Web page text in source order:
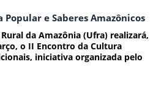
e Saberes Amazônicos
da Amazônia (Ufra) realizará,
o II Encontro da Cultura
iniciativa organizada pelo